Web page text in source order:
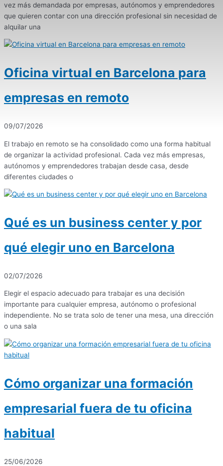
vez más demandada por empresas, autónomos y emprendedores
que quieren contar con una dirección profesional sin necesidad de
alquilar una
Oficina virtual en Barcelona para
empresas en remoto
09/07/2026
El trabajo en remoto se ha consolidado como una forma habitual
de organizar la actividad profesional. Cada vez más empresas,
autónomos y emprendedores trabajan desde casa, desde
diferentes ciudades o
Qué es un business center y por
qué elegir uno en Barcelona
02/07/2026
Elegir el espacio adecuado para trabajar es una decisión
importante para cualquier empresa, autónomo o profesional
independiente. No se trata solo de tener una mesa, una dirección
o una sala
Cómo organizar una formación
empresarial fuera de tu oficina
habitual
25/06/2026